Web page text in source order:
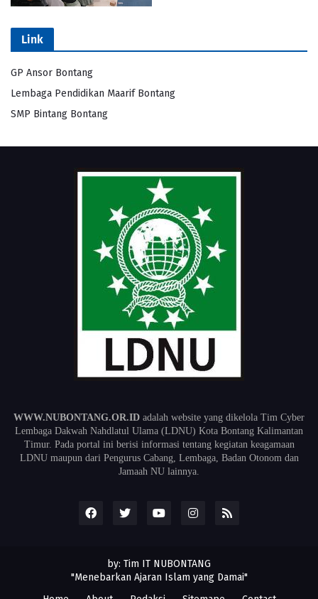
Link
GP Ansor Bontang
Lembaga Pendidikan Maarif Bontang
SMP Bintang Bontang
WWW.NUBONTANG.OR.ID adalah website yang dikelola Tim Cyber
Lembaga Dakwah Nahdlatul Ulama (LDNU) Kota Bontang Kalimantan
Timur. Pada portal ini berisi informasi tentang kegiatan keagamaan
LDNU maupun dari Pengurus Cabang, Lembaga, Badan Otonom dan
Jamaah NU lainnya.
by: Tim IT NUBONTANG
"Menebarkan Ajaran Islam yang Damai"